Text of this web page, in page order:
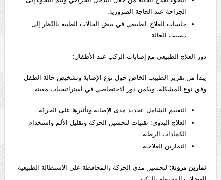
الجراحة عند الحاجة الضرورية.
جلسات العلاج الطبيعي في بعض الحالات الطبية بالنّظر إلى
مسبب الحالة.
دور العلاج الطبيعي مع إصابات الركب عند الأطفال:
يبدأ من تقرير الطبيب الخاص حول نوع الإصابة وتشخيص حالة الطفل
وفق نوع المشكلة، ويكمن دور الاختصاصي في استراتيجيات معينة:
التقييم الشامل: تحديد مدى الإصابة وتأثيرها على الحركة.
العلاج اليدوي: تقنيات لتحسين الحركة وتقليل الألم واستخدام
الكمادات الرطبة.
التمارين العلاجية:
تمارين مرونة: لتحسين مدى الحركة والمحافظة على الاستطالة الطبيعية